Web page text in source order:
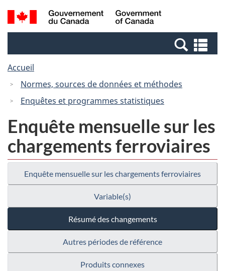
Passer
au
Passer
à
Canada
Recherche
et
et
Accueil
Normes, sources de données et méthodes
Enquêtes et programmes statistiques
Enquête mensuelle sur les
chargements ferroviaires
Enquête mensuelle sur les chargements ferroviaires
Variable(s)
Résumé des changements
Autres périodes de référence
Produits connexes